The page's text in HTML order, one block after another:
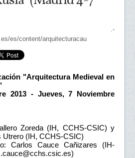
es/content/arquitecturacau
"Arquitectura Medieval en
2013 - Jueves, 7 Noviembre
Zoreda (IH, CCHS-CSIC) y
Utrero (IH, CCHS-CSIC)
Carlos Cauce Cañizares (IH-